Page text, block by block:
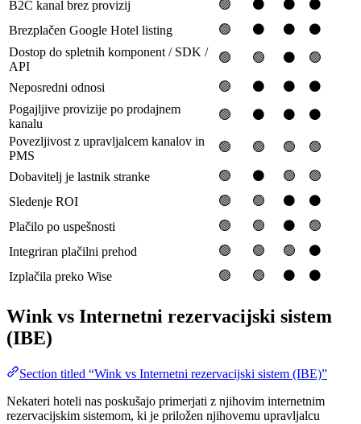
B2C kanal brez provizij
🟢 ⚫️ ⚫️
⚫️
Brezplačen Google Hotel listing
🟢 ⚫️ ⚫️
⚫️
Dostop do spletnih komponent / SDK /
API
🟢 🟢 ⚫️ 🟢
Neposredni odnosi 🟢 ⚫️ ⚫️
⚫️
Pogajljive provizije po prodajnem
kanalu
🟢 ⚫️ ⚫️
⚫️
Povezljivost z upravljalcem kanalov in
PMS
🟢 🟢 🟢 🟢
Dobavitelj je lastnik stranke 🟢 ⚫️ 🟢
🟢
Sledenje ROI
🟢 🟢 ⚫️
⚫️
Plačilo po uspešnosti
🟢 🟢 ⚫️
🟢
Integriran plačilni prehod
🟢 🟢 🟢
⚫️
Izplačila preko Wise
🟢 🟢 ⚫️ ⚫️
Wink vs Internetni rezervacijski sistem
(IBE)
Section titled “Wink vs Internetni rezervacijski sistem (IBE)”
Nekateri hoteli nas poskušajo primerjati z njihovim internetnim
rezervacijskim sistemom, ki je priložen njihovemu upravljalcu